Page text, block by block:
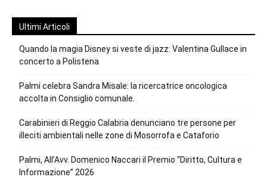
Ultimi Articoli
Quando la magia Disney si veste di jazz: Valentina Gullace in
concerto a Polistena
Palmi celebra Sandra Misale: la ricercatrice oncologica
accolta in Consiglio comunale.
Carabinieri di Reggio Calabria denunciano tre persone per
illeciti ambientali nelle zone di Mosorrofa e Cataforio
Palmi, All’Avv. Domenico Naccari il Premio “Diritto, Cultura e
Informazione” 2026